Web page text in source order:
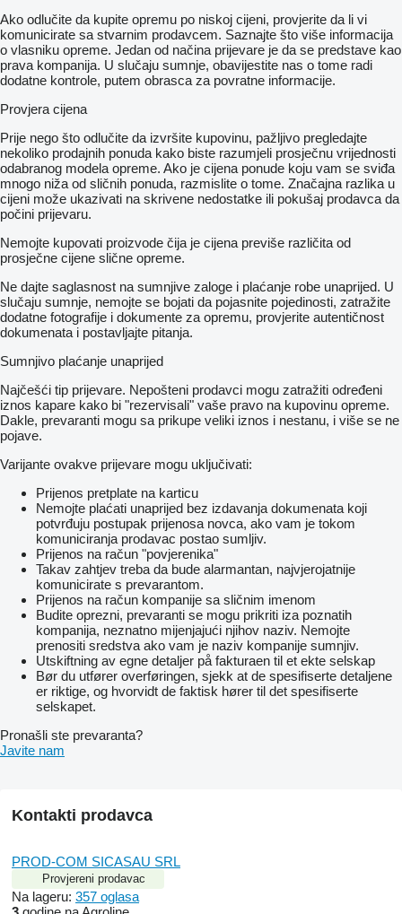
Ako odlučite da kupite opremu po niskoj cijeni, provjerite da li vi
komunicirate sa stvarnim prodavcem. Saznajte što više informacija
o vlasniku opreme. Jedan od načina prijevare je da se predstave kao
prava kompanija. U slučaju sumnje, obavijestite nas o tome radi
dodatne kontrole, putem obrasca za povratne informacije.
Provjera cijena
Prije nego što odlučite da izvršite kupovinu, pažljivo pregledajte
nekoliko prodajnih ponuda kako biste razumjeli prosječnu vrijednosti
odabranog modela opreme. Ako je cijena ponude koju vam se sviđa
mnogo niža od sličnih ponuda, razmislite o tome. Značajna razlika u
cijeni može ukazivati ​​na skrivene nedostatke ili pokušaj prodavca da
počini prijevaru.
Nemojte kupovati proizvode čija je cijena previše različita od
prosječne cijene slične opreme.
Ne dajte saglasnost na sumnjive zaloge i plaćanje robe unaprijed. U
slučaju sumnje, nemojte se bojati da pojasnite pojedinosti, zatražite
dodatne fotografije i dokumente za opremu, provjerite autentičnost
dokumenata i postavljajte pitanja.
Sumnjivo plaćanje unaprijed
Najčešći tip prijevare. Nepošteni prodavci mogu zatražiti određeni
iznos kapare kako bi "rezervisali" vaše pravo na kupovinu opreme.
Dakle, prevaranti mogu sa prikupe veliki iznos i nestanu, i više se ne
pojave.
Varijante ovakve prijevare mogu uključivati:
Prijenos pretplate na karticu
Nemojte plaćati unaprijed bez izdavanja dokumenata koji
potvrđuju postupak prijenosa novca, ako vam je tokom
komuniciranja prodavac postao sumljiv.
Prijenos na račun "povjerenika"
Takav zahtjev treba da bude alarmantan, najvjerojatnije
komunicirate s prevarantom.
Prijenos na račun kompanije sa sličnim imenom
Budite oprezni, prevaranti se mogu prikriti iza poznatih
kompanija, neznatno mijenjajući njihov naziv. Nemojte
prenositi sredstva ako vam je naziv kompanije sumnjiv.
Utskiftning av egne detaljer på fakturaen til et ekte selskap
Bør du utfører overføringen, sjekk at de spesifiserte detaljene
er riktige, og hvorvidt de faktisk hører til det spesifiserte
selskapet.
Pronašli ste prevaranta?
Javite nam
Kontakti prodavca
PROD-COM SICASAU SRL
Provjereni prodavac
Na lageru: 357 oglasa